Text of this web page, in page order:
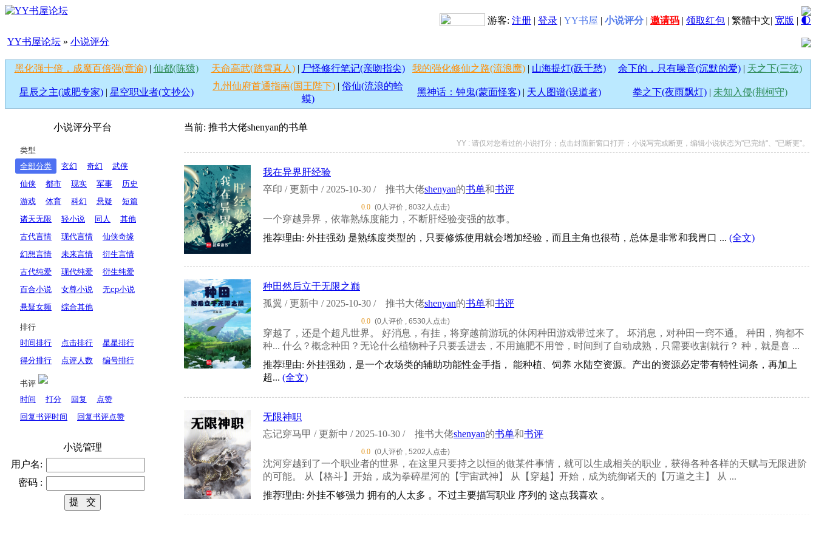
游客: 注册 | 登录 | YY书屋 | 小说评分 | 邀请码 | 领取红包 | 繁體中文| 宽版 | 🌓
YY书屋论坛 » 小说评分
黑化强十倍，成魔百倍强(章渝)| 仙都(陈猿) 天命高武(踏雪真人)| 尸怪修行笔记(亲吻指尖) 我的强化修仙之路(流浪鹰) | 山海提灯(跃千愁) 余下的，只有噪音(沉默的爱) | 天之下(三弦)
星辰之主(减肥专家)| 星空职业者(文抄公)
九州仙府首通指南(国王陛下) | 俗仙(流浪的蛤
蟆)
黑神话：钟鬼(蒙面怪客) | 天人图谱(误道者) 拳之下(夜雨飘灯) | 未知入侵(荆柯守)
小说评分平台
类型
全部分类
玄幻 奇幻
武侠
仙侠
都市 现实 军事
历史
游戏
体育 科幻 悬疑
短篇
诸天无限
轻小说 同人
其他
古代言情
现代言情
仙侠奇缘
幻想言情
未来言情
衍生言情
古代纯爱
现代纯爱
衍生纯爱
百合小说
女尊小说
无cp小说
悬疑女频
综合其他
排行
时间排行
点击排行
星星排行
得分排行
点评人数 编号排行
书评
时间
打分 回复
点赞
回复书评时间
回复书评点赞
小说管理
用户名:
密码 :
当前: 推书大佬shenyan的书单
YY : 请仅对您看过的小说打分；点击封面新窗口打开；小说写完或断更，编辑小说状态为"已完结"、"已断更"。
我在异界肝经验
卒印 / 更新中 / 2025-10-30 /
推书大佬shenyan的书单和书评
0.0 (0人评价 , 8032人点击)
一个穿越异界，依靠熟练度能力，不断肝经验变强的故事。
推荐理由: 外挂强劲 是熟练度类型的，只要修炼使用就会增加经验，而且主角也很苟，总体是非常和我胃口 ... (全文)
种田然后立于无限之巅
孤翼 / 更新中 / 2025-10-30 /
推书大佬shenyan的书单和书评
0.0 (0人评价 , 6530人点击)
穿越了，还是个超凡世界。 好消息，有挂，将穿越前游玩的休闲种田游戏带过来了。 坏消息，对种田一窍不通。 种田，狗都不
种... 什么？概念种田？无论什么植物种子只要丢进去，不用施肥不用管，时间到了自动成熟，只需要收割就行？ 种，就是喜 ...
推荐理由: 外挂强劲，是一个农场类的辅助功能性金手指， 能种植、饲养 水陆空资源。产出的资源必定带有特性词条，再加上
超... (全文)
无限神职
忘记穿马甲 / 更新中 / 2025-10-30 /
推书大佬shenyan的书单和书评
0.0 (0人评价 , 5202人点击)
沈河穿越到了一个职业者的世界，在这里只要持之以恒的做某件事情，就可以生成相关的职业，获得各种各样的天赋与无限进阶
的可能。 从【格斗】开始，成为拳碎星河的【宇宙武神】 从【穿越】开始，成为统御诸天的【万道之主】 从 ...
推荐理由: 外挂不够强力 拥有的人太多 。不过主要描写职业 序列的 这点我喜欢 。